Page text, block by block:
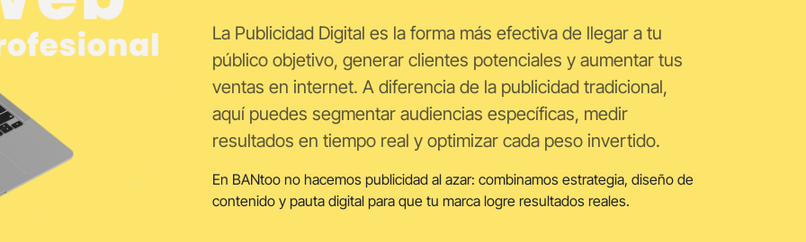
La Publicidad Digital es la forma más efectiva de llegar a tu
público objetivo, generar clientes potenciales y aumentar tus
ventas en internet. A diferencia de la publicidad tradicional,
aquí puedes segmentar audiencias específicas, medir
resultados en tiempo real y optimizar cada peso invertido.
En BANtoo no hacemos publicidad al azar: combinamos estrategia, diseño de
contenido y pauta digital para que tu marca logre resultados reales.